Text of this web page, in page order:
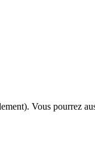
Vous pourrez